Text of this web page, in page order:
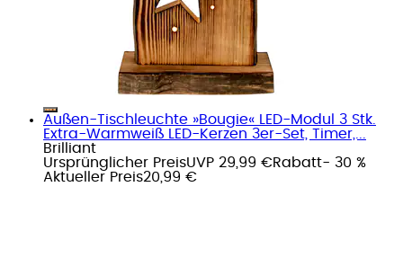
Außen-Tischleuchte »Bougie« LED-Modul 3 Stk.
Extra-Warmweiß LED-Kerzen 3er-Set, Timer,...
Brilliant
Ursprünglicher PreisUVP 29,99 €Rabatt- 30 %
Aktueller Preis20,99 €